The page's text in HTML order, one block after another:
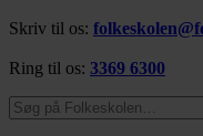
Skriv til os:
Ring til os: 3369 6300
Søg på Folkeskolen…